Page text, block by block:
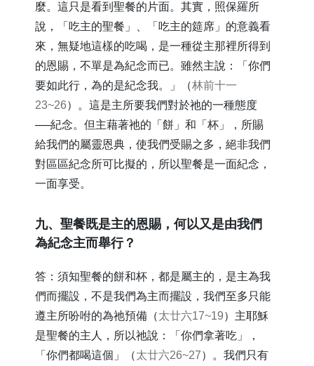
麼。這只是看到聖餐的片面。其實，照保羅所
說，「吃主的聖餐」、「吃主的筵席」的意義看
來，無疑地這樣的吃喝，是一種從主那裡所得到
的恩賜，不單是為紀念而已。雖然主說：「你們
要如此行，為的是紀念我。」（林前十一
23~26）。這是主所要我們對於祂的一種態度
──紀念。但主藉著祂的「餅」和「杯」，所賜
給我們的屬靈恩典，使我們受賜之多，絕非我們
對區區紀念所可比擬的，所以聖餐是一面紀念，
一面享受。
​九、聖餐既是主的恩賜，何以又是由我們
為紀念主而舉行？
答：須知聖餐的餅和杯，都是屬主的，是主為我
們而擺設，不是我們為主而擺設，我們至多只能
遵主所吩咐的為祂預備（太廿六17~19）主耶穌
是聖餐的主人，所以祂說：「你們拿著吃」，
「你們都喝這個」（太廿六26~27）。我們只有